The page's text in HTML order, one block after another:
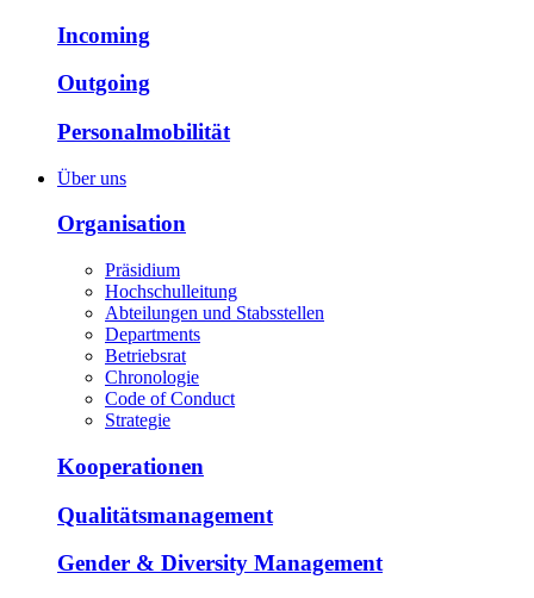
Incoming
Outgoing
Personalmobilität
Über uns
Organisation
Präsidium
Hochschulleitung
Abteilungen und Stabsstellen
Departments
Betriebsrat
Chronologie
Code of Conduct
Strategie
Kooperationen
Qualitätsmanagement
Gender & Diversity Management